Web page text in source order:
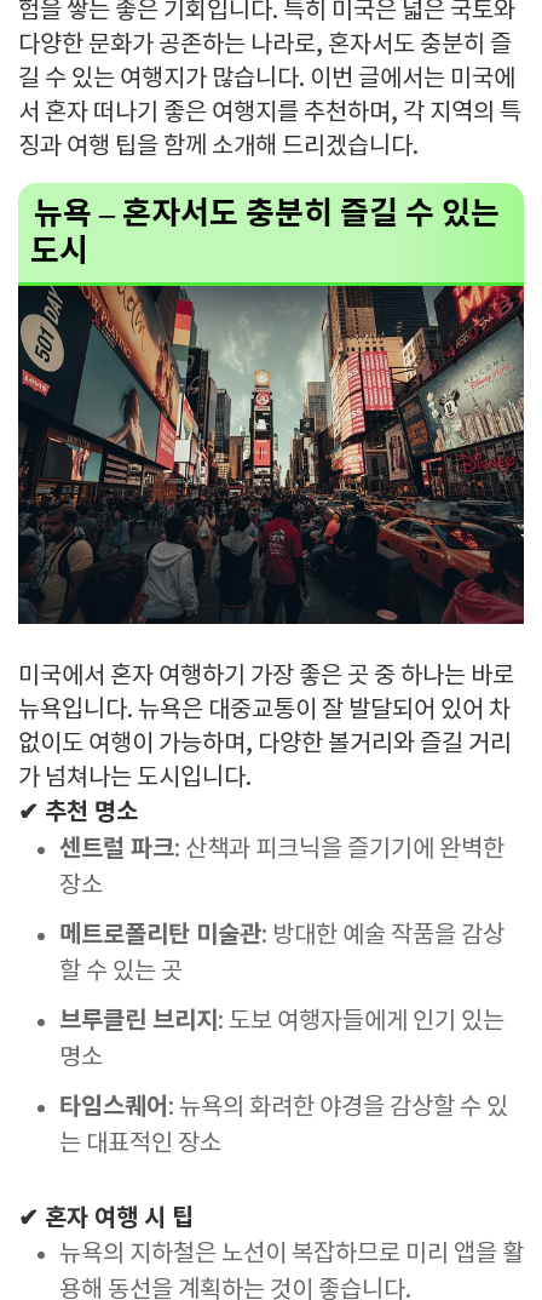
험을 쌓는 좋은 기회입니다. 특히 미국은 넓은 국토와
다양한 문화가 공존하는 나라로, 혼자서도 충분히 즐
길 수 있는 여행지가 많습니다. 이번 글에서는 미국에
서 혼자 떠나기 좋은 여행지를 추천하며, 각 지역의 특
징과 여행 팁을 함께 소개해 드리겠습니다.
뉴욕 – 혼자서도 충분히 즐길 수 있는
도시
미국에서 혼자 여행하기 가장 좋은 곳 중 하나는 바로
뉴욕입니다. 뉴욕은 대중교통이 잘 발달되어 있어 차
없이도 여행이 가능하며, 다양한 볼거리와 즐길 거리
가 넘쳐나는 도시입니다.
✔ 추천 명소
센트럴 파크: 산책과 피크닉을 즐기기에 완벽한
장소
메트로폴리탄 미술관: 방대한 예술 작품을 감상
할 수 있는 곳
브루클린 브리지 : 도보 여행자들에게 인기 있는
명소
타임스퀘어 : 뉴욕의 화려한 야경을 감상할 수 있
는 대표적인 장소
✔ 혼자 여행 시 팁
뉴욕의 지하철은 노선이 복잡하므로 미리 앱을 활
용해 동선을 계획하는 것이 좋습니다.